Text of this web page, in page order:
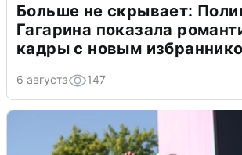
Больше не скрывает:
Гагарина показала
кадры с новым
6 августа 147